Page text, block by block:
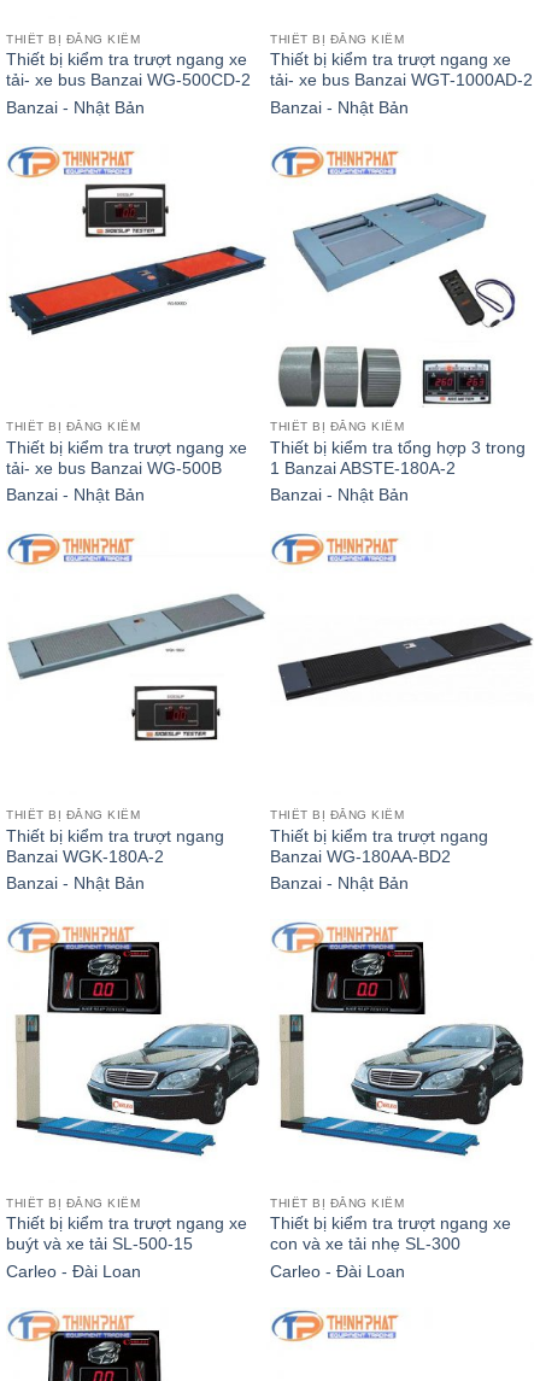
THIẾT BỊ ĐĂNG KIỂM
Thiết bị kiểm tra trượt ngang xe
tải- xe bus Banzai WG-500CD-2
Banzai - Nhật Bản
THIẾT BỊ ĐĂNG KIỂM
Thiết bị kiểm tra trượt ngang xe
tải- xe bus Banzai WGT-1000AD-2
Banzai - Nhật Bản
THIẾT BỊ ĐĂNG KIỂM
Thiết bị kiểm tra trượt ngang xe
tải- xe bus Banzai WG-500B
Banzai - Nhật Bản
THIẾT BỊ ĐĂNG KIỂM
Thiết bị kiểm tra tổng hợp 3 trong
1 Banzai ABSTE-180A-2
Banzai - Nhật Bản
THIẾT BỊ ĐĂNG KIỂM
Thiết bị kiểm tra trượt ngang
Banzai WGK-180A-2
Banzai - Nhật Bản
THIẾT BỊ ĐĂNG KIỂM
Thiết bị kiểm tra trượt ngang
Banzai WG-180AA-BD2
Banzai - Nhật Bản
THIẾT BỊ ĐĂNG KIỂM
Thiết bị kiểm tra trượt ngang xe
buýt và xe tải SL-500-15
Carleo - Đài Loan
THIẾT BỊ ĐĂNG KIỂM
Thiết bị kiểm tra trượt ngang xe
con và xe tải nhẹ SL-300
Carleo - Đài Loan